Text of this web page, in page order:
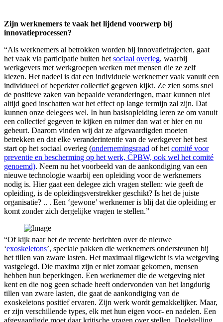
Zijn werknemers te vaak het lijdend voorwerp bij
innovatieprocessen?
“Als werknemers al betrokken worden bij innovatietrajecten, gaat
het vaak via participatie buiten het sociaal overleg, waarbij
werkgevers met werkgroepen werken met mensen die ze zelf
kiezen. Het nadeel is dat een individuele werknemer vaak vanuit een
individueel of beperkter collectief gegeven kijkt. Ze zien soms snel
de positieve zaken van bepaalde veranderingen, maar kunnen niet
altijd goed inschatten wat het effect op lange termijn zal zijn. Dat
kunnen onze delegees wel. In hun basisopleiding leren ze om vanuit
een collectief gegeven te kijken en ruimer dan wat er hier en nu
gebeurt. Daarom vinden wij dat ze afgevaardigden moeten
betrekken en dat elke veranderintentie van de werkgever het best
start op het sociaal overleg (ondernemingsraad of het comité voor
preventie en bescherming op het werk, CPBW, ook wel het comité
genoemd). Neem nu het voorbeeld van de aankondiging van een
nieuwe technologie waarbij een opleiding voor de werknemers
nodig is. Hier gaat een delegee zich vragen stellen: wie geeft de
opleiding, is de opleidingsverstrekker geschikt? Is het de juiste
organisatie? .. . Een ‘gewone’ werknemer is blij dat die opleiding er
komt zonder zich dergelijke vragen te stellen.”
“Of kijk naar het de recente berichten over de nieuwe
‘exoskeletons’, speciale pakken die werknemers ondersteunen bij
het tillen van zware lasten. Het maximaal tilgewicht is via wetgeving
vastgelegd. Die maxima zijn er niet zomaar gekomen, mensen
hebben hun beperkingen. Een werknemer die de wetgeving niet
kent en die nog geen schade heeft ondervonden van het langdurig
tillen van zware lasten, die gaat de aankondiging van de
exoskeletons positief ervaren. Zijn werk wordt gemakkelijker. Maar,
er zijn verschillende types, elk met hun eigen voor- en nadelen. Een